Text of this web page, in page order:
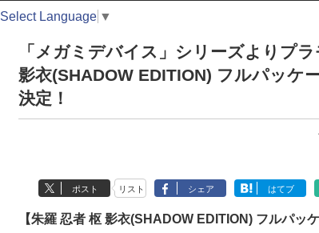
Select Language ▼
「メガミデバイス」シリーズよりプ
影衣(SHADOW EDITION) フルパッケ
決定！
ポスト リスト シェア はてブ
【朱羅 忍者 枢 影衣(SHADOW EDITION) フルパッケ